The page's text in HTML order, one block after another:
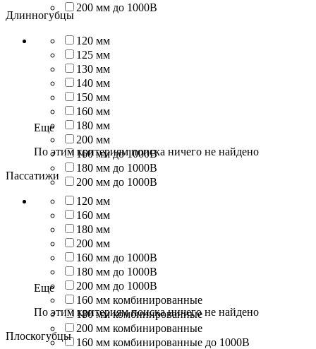
200 мм до 1000В
Длинногубцы
120 мм
125 мм
130 мм
140 мм
150 мм
160 мм
180 мм
200 мм
160 мм до 1000В
180 мм до 1000В
200 мм до 1000В
Еще
По этим критериям поиска ничего не найдено
Пассатижи
120 мм
160 мм
180 мм
200 мм
160 мм до 1000В
180 мм до 1000В
200 мм до 1000В
160 мм комбинированные
180 мм комбинированные
200 мм комбинированные
160 мм комбинированные до 1000В
Еще
По этим критериям поиска ничего не найдено
Плоскогубцы